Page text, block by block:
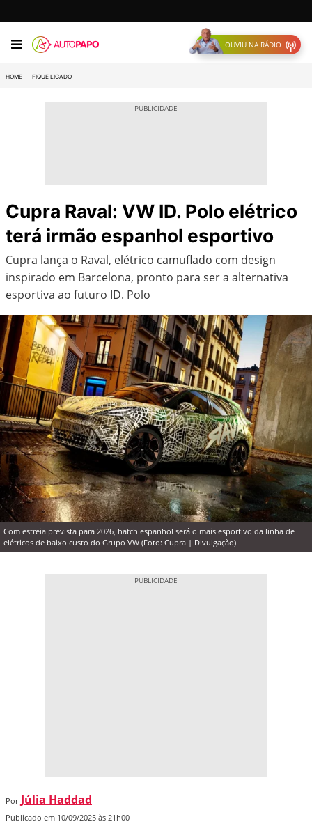
OUVIU NA RÁDIO
HOME FIQUE LIGADO
Cupra Raval: VW ID. Polo elétrico
terá irmão espanhol esportivo
Cupra lança o Raval, elétrico camuflado com design
inspirado em Barcelona, pronto para ser a alternativa
esportiva ao futuro ID. Polo
Com estreia prevista para 2026, hatch espanhol será o mais esportivo da linha de
elétricos de baixo custo do Grupo VW (Foto: Cupra | Divulgação)
Por Júlia Haddad
Publicado em 10/09/2025 às 21h00